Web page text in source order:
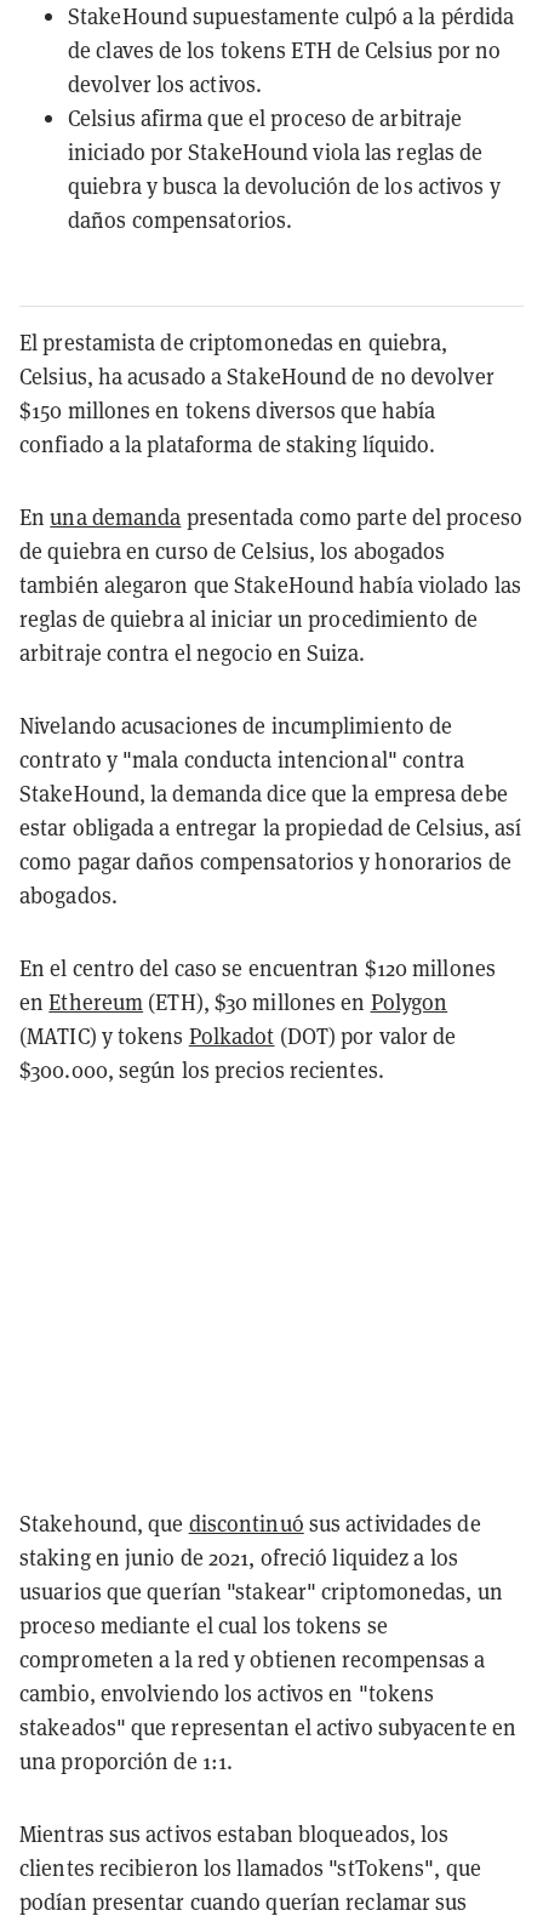
StakeHound supuestamente culpó a la pérdida
de claves de los tokens ETH de Celsius por no
devolver los activos.
Celsius afirma que el proceso de arbitraje
iniciado por StakeHound viola las reglas de
quiebra y busca la devolución de los activos y
daños compensatorios.
El prestamista de criptomonedas en quiebra,
Celsius, ha acusado a StakeHound de no devolver
$150 millones en tokens diversos que había
confiado a la plataforma de staking líquido.
Enuna demanda presentada como parte del proceso
de quiebra en curso de Celsius, los abogados
también alegaron que StakeHound había violado las
reglas de quiebra al iniciar un procedimiento de
arbitraje contra el negocio en Suiza.
Nivelando acusaciones de incumplimiento de
contrato y "mala conducta intencional" contra
StakeHound, la demanda dice que la empresa debe
estar obligada a entregar la propiedad de Celsius, así
como pagar daños compensatorios y honorarios de
abogados.
En el centro del caso se encuentran $120 millones
enEthereum (ETH), $30 millones en Polygon
(MATIC) y tokens Polkadot (DOT) por valor de
$300.000, según los precios recientes.
Stakehound, que discontinuó sus actividades de
staking en junio de 2021, ofreció liquidez a los
usuarios que querían "stakear" criptomonedas, un
proceso mediante el cual los tokens se
comprometen a la red y obtienen recompensas a
cambio, envolviendo los activos en "tokens
stakeados" que representan el activo subyacente en
una proporción de 1:1.
Mientras sus activos estaban bloqueados, los
clientes recibieron los llamados "stTokens", que
podían presentar cuando querían reclamar sus